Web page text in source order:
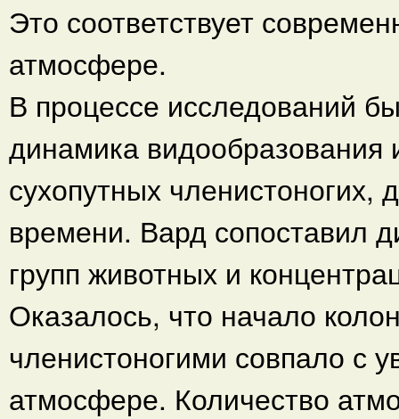
Это соответствует
атмосфере.
В процессе исследований
динамика видообразования
сухопутных
времени. Вард сопоставил
групп животных и
Оказалось, что начало
членистоногими совпало с
атмосфере. Количество